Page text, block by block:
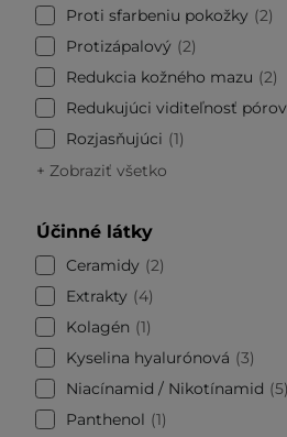
Proti sfarbeniu pokožky
2
Protizápalový
2
Redukcia kožného mazu
2
Redukujúci viditeľnosť pórov
Rozjasňujúci
1
+ Zobraziť všetko
Účinné látky
Ceramidy
2
Extrakty
4
Kolagén
1
Kyselina hyalurónová
3
Niacínamid / Nikotínamid
5
Panthenol
1